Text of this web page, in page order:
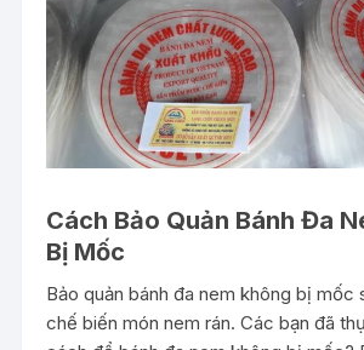
Cách Bảo Quản Bánh Đa
Bị Mốc
Bảo quản bánh đa nem không bị mốc
chế biến món nem rán. Các bạn đã